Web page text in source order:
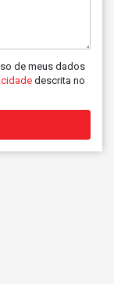
de meus dados
descrita no